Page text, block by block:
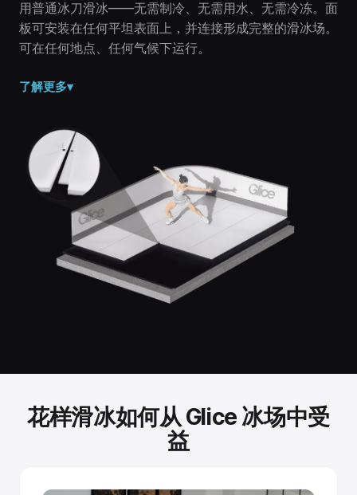
用普通冰刀滑冰——无需制冷、无需用水、无需冷冻。面
板可安装在任何平坦表面上，并连接形成完整的滑冰场。
可在任何地点、任何气候下运行。
了解更多▾
固体聚合物，而非冰。
合成冰面是一种由工程聚合物面板制成的干燥固体表面——
无需水、无需制冷、无需电力。面板处于环境温度，永不融
标准冰鞋，无需特殊装备。
您使用与制冷冰场相同的冰鞋滑冰，无需任何改装。
烧结面板在冰刀产生微观划痕时释放新鲜润滑剂——滑得越
花样滑冰如何从 Glice 冰场中受
益